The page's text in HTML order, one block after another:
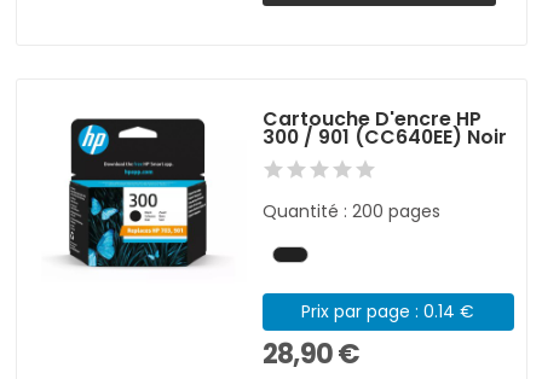
Cartouche D'encre HP
300 / 901 (CC640EE) Noir
Quantité : 200 pages
Prix par page : 0.14 €
28,90 €